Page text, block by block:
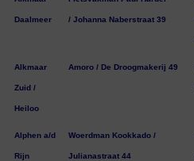
Daalmeer / Johanna Naberstraat 39
Alkmaar
Zuid /
Heiloo
Amoro / De Droogmakerij 49
Alphen a/d
Rijn
Woerdman Kookkado /
Julianastraat 44